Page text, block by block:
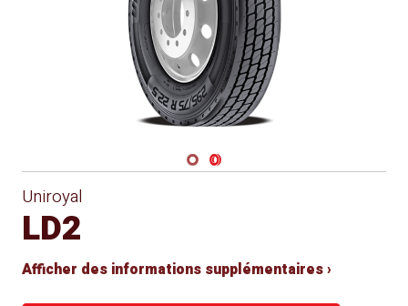
Navigate 1
Navigate 2
Uniroyal
LD2
Afficher des informations supplémentaires ›